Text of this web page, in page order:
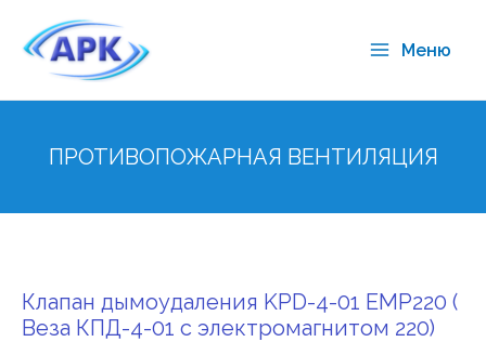
Меню
ПРОТИВОПОЖАРНАЯ ВЕНТИЛЯЦИЯ
Клапан дымоудаления KPD-4-01 EMP220 (
Веза КПД-4-01 с электромагнитом 220)